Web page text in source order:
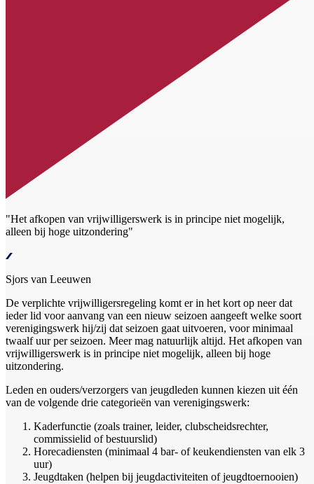
"Het afkopen van vrijwilligerswerk is in principe niet mogelijk,
alleen bij hoge uitzondering"
Sjors van Leeuwen
De verplichte vrijwilligersregeling komt er in het kort op neer dat
ieder lid voor aanvang van een nieuw seizoen aangeeft welke soort
verenigingswerk hij/zij dat seizoen gaat uitvoeren, voor minimaal
twaalf uur per seizoen. Meer mag natuurlijk altijd. Het afkopen van
vrijwilligerswerk is in principe niet mogelijk, alleen bij hoge
uitzondering.
Leden en ouders/verzorgers van jeugdleden kunnen kiezen uit één
van de volgende drie categorieën van verenigingswerk:
Kaderfunctie (zoals trainer, leider, clubscheidsrechter,
commissielid of bestuurslid)
Horecadiensten (minimaal 4 bar- of keukendiensten van elk 3
uur)
Jeugdtaken (helpen bij jeugdactiviteiten of jeugdtoernooien)